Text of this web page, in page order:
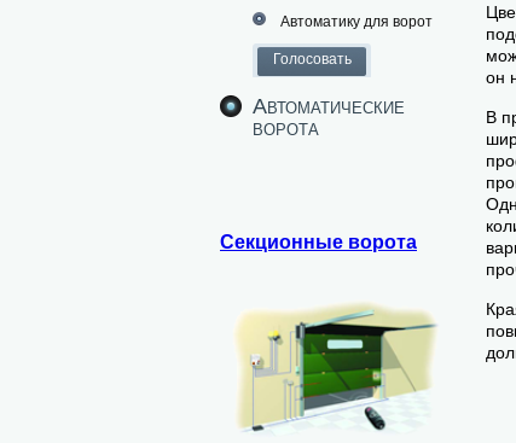
Автоматику для ворот
Автоматические
ворота
Секционные ворота
он
В